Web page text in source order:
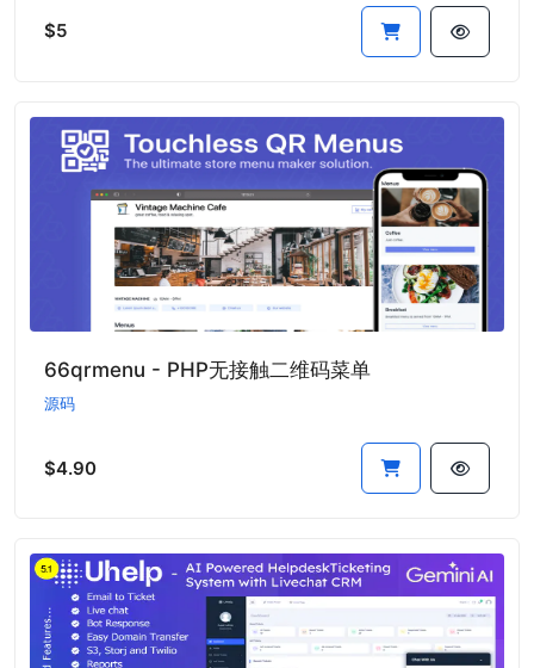
$5
66qrmenu - PHP无接触二维码菜单
源码
$4.90